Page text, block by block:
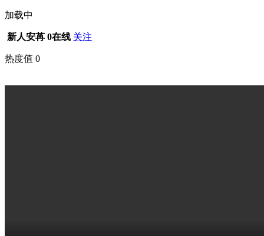
加载中
新人安苒 0在线 关注
热度值 0